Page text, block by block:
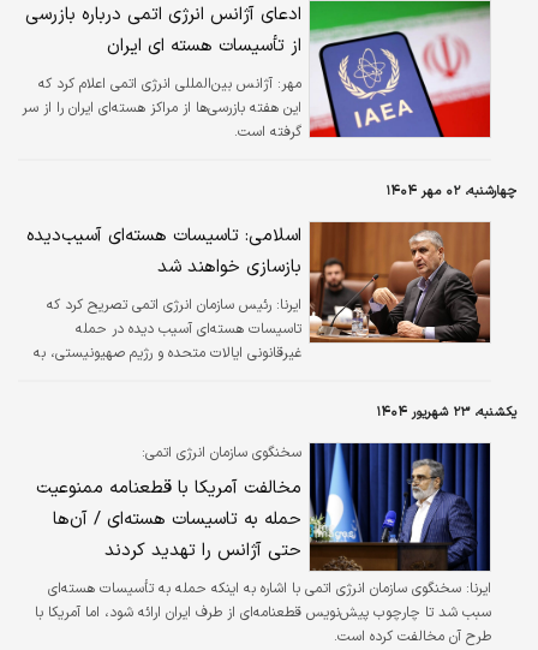
ادعای آژانس انرژی اتمی درباره بازرسی
از تأسیسات هسته ای ایران
مهر: آژانس بین‌المللی انرژی اتمی اعلام کرد که
این هفته بازرسی‌ها از مراکز هسته‌ای ایران را از سر
گرفته است.
چهارشنبه، ۰۲ مهر ۱۴۰۴
اسلامی: تاسیسات هسته‌ای آسیب‌دیده
بازسازی خواهند شد
ایرنا: رئیس سازمان انرژی اتمی تصریح کرد که
تاسیسات هسته‌ای آسیب دیده در حمله
غیرقانونی ایالات متحده و رژیم صهیونیستی، به
یکشنبه، ۲۳ شهریور ۱۴۰۴
سخنگوی سازمان انرژی اتمی:
مخالفت آمریکا با قطعنامه ممنوعیت
حمله به تاسیسات هسته‌ای / آن‌ها
حتی آژانس را تهدید کردند
ایرنا: سخنگوی سازمان انرژی اتمی با اشاره به اینکه حمله به تأسیسات هسته‌ای
سبب شد تا چارچوب پیش‌نویس قطعنامه‌ای از طرف ایران ارائه شود، اما آمریکا با
طرح آن مخالفت کرده است.